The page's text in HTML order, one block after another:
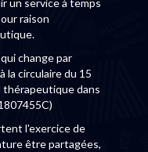
un service à temps
raison
change par
la circulaire du 15
thérapeutique dans
l'exercice de
être partagées,